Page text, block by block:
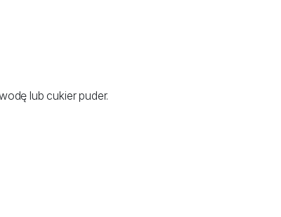
lub cukier puder.